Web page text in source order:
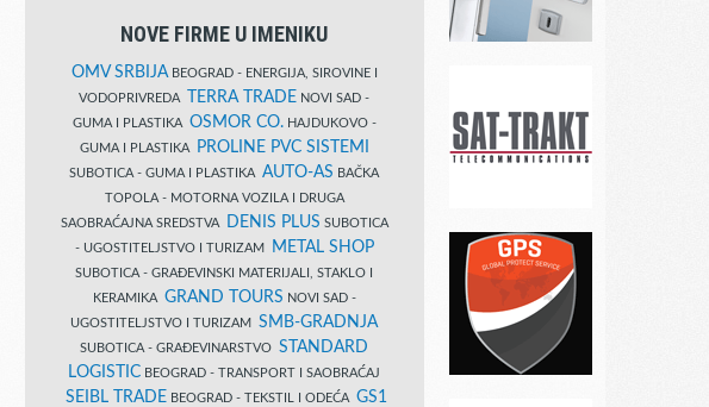
NOVE FIRME U IMENIKU
OMV SRBIJABEOGRAD - ENERGIJA, SIROVINE I
VODOPRIVREDA
TERRA TRADE NOVI SAD -
GUMA I PLASTIKA OSMOR CO.HAJDUKOVO -
GUMA I PLASTIKA
PROLINE PVC SISTEMI
SUBOTICA - GUMA I PLASTIKA AUTO-AS BAČKA
TOPOLA - MOTORNA VOZILA I DRUGA
SAOBRAĆAJNA SREDSTVA
DENIS PLUS SUBOTICA
- UGOSTITELJSTVO I TURIZAM
METAL SHOP
SUBOTICA - GRAĐEVINSKI MATERIJALI, STAKLO I
KERAMIKA GRAND TOURS NOVI SAD -
UGOSTITELJSTVO I TURIZAM SMB-GRADNJA
SUBOTICA - GRAĐEVINARSTVO STANDARD
LOGISTIC BEOGRAD - TRANSPORT I SAOBRAĆAJ
SEIBL TRADE BEOGRAD - TEKSTIL I ODEĆA GS1